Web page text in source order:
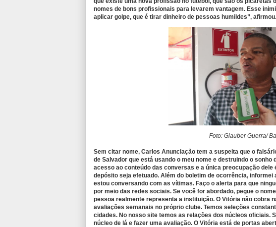
nomes de bons profissionais para levarem vantagem. Esse
aplicar golpe, que é tirar dinheiro de pessoas humildes”, afirmou.
Foto: Glauber Guerra/
Sem citar nome, Carlos Anunciação tem a suspeita que o
de Salvador que está usando o meu nome e destruindo o
acesso ao conteúdo das conversas e a única preocupação
depósito seja efetuado. Além do boletim de ocorrência,
estou conversando com as vítimas. Faço o alerta para que
por meio das redes sociais. Se você for abordado, pegue o
pessoa realmente representa a instituição. O Vitória não cobra
avaliações semanais no próprio clube. Temos seleções
cidades. No nosso site temos as relações dos núcleos oficiais.
núcleo de lá e fazer uma avaliação. O Vitória está de portas